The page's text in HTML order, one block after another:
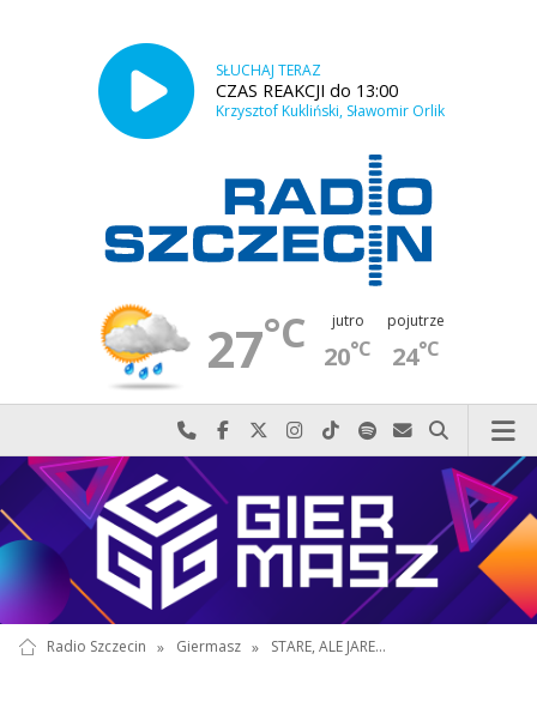
SŁUCHAJ TERAZ
CZAS REAKCJI do 13:00
Krzysztof Kukliński, Sławomir Orlik
27°C jutro
20°C
pojutrze
24°C
Najlepiej po prostu do nas zadzwoń
Odwiedź nas na Facebook-u
Odwiedź nas na X
Odwiedź nas na Instagram-ie
Odwiedź nas na TikTok-u
Szukaj nas na Spotify
Wyślij do nas
Szukaj
Radio Szczecin » Giermasz » STARE, ALE JARE...